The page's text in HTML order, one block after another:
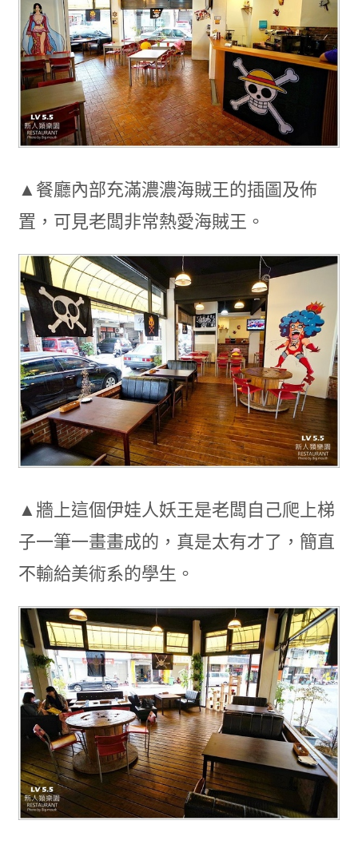
▲餐廳內部充滿濃濃海賊王的插圖及佈
置，可見老闆非常熱愛海賊王。
▲牆上這個伊娃人妖王是老闆自己爬上梯
子一筆一畫畫成的，真是太有才了，簡直
不輸給美術系的學生。